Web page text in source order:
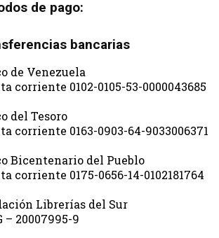
de pago:
bancarias
de Venezuela
corriente 0102-0105-53-0000043685
del Tesoro
corriente 0163-0903-64-9033006371
Bicentenario del Pueblo
corriente 0175-0656-14-0102181764
Librerías del Sur
– 20007995-9